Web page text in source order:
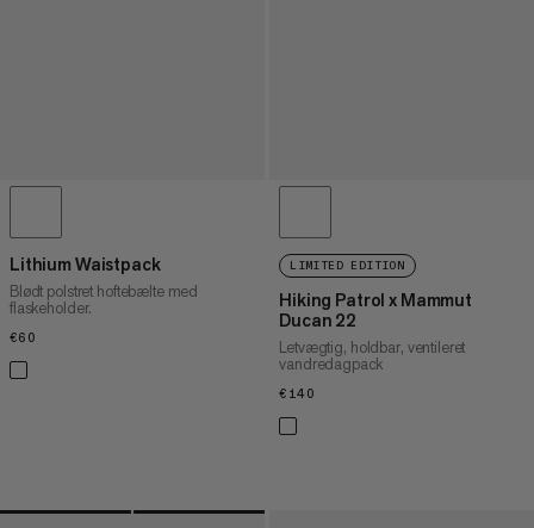
Lithium Waistpack
Blødt polstret hoftebælte med
flaskeholder.
€60
LIMITED EDITION
Hiking Patrol x Mammut
Ducan 22
Letvægtig, holdbar, ventileret
vandredagpack
€140